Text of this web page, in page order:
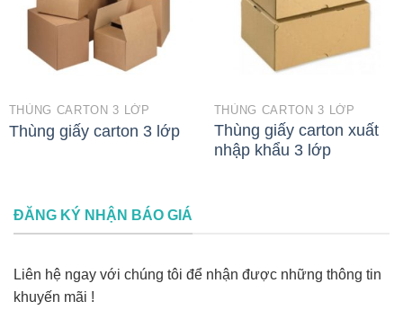
THÙNG CARTON 3 LỚP
Thùng giấy carton 3 lớp
THÙNG CARTON 3 LỚP
Thùng giấy carton xuất
nhập khẩu 3 lớp
ĐĂNG KÝ NHẬN BÁO GIÁ
Liên hệ ngay với chúng tôi để nhận được những thông tin
khuyến mãi !